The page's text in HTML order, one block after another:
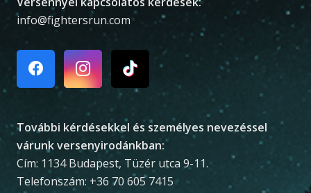
info@fightersrun.com
További kérdésekkel és személyes nevezéssel
várunk versenyirodánkban:
Cím: 1134 Budapest, Tüzér utca 9-11.
Telefonszám: +36 70 605 7415